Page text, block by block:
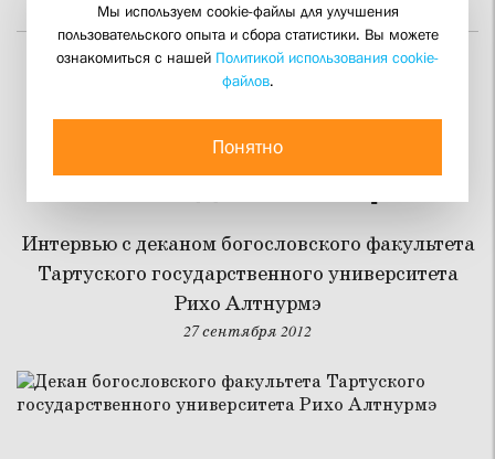
Богословское
образование
освобождает от страха
Интервью с деканом богословского факультета
Тартуского государственного университета
Рихо Алтнурмэ
27 сентября 2012
Мы используем cookie-файлы для улучшения
пользовательского опыта и сбора статистики. Вы можете
ознакомиться с нашей Политикой использования cookie-
файлов.
Понятно